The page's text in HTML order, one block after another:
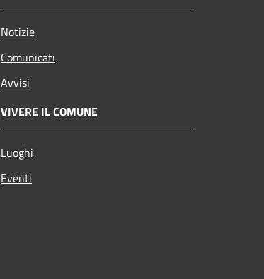
Notizie
Comunicati
Avvisi
VIVERE IL COMUNE
Luoghi
Eventi